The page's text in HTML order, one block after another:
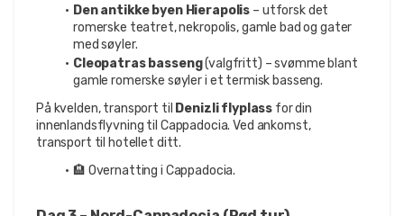
Den antikke byen Hierapolis – utforsk det
romerske teatret, nekropolis, gamle bad og gater
med søyler.
Cleopatras basseng (valgfritt) – svømme blant
gamle romerske søyler i et termisk basseng.
På kvelden, transport til Denizli flyplass for din
innenlandsflyvning til Cappadocia. Ved ankomst,
transport til hotellet ditt.
🏨 Overnatting i Cappadocia.